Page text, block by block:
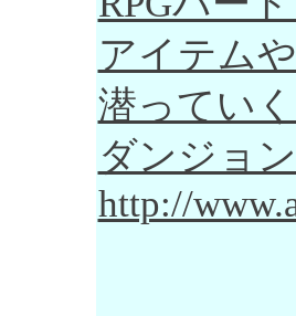
アイテム
潜ってい
ダンジョ
http://